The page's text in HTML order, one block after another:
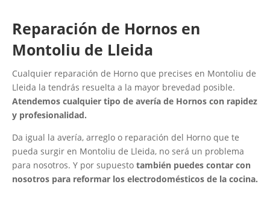
Reparación de Hornos en
Montoliu de Lleida
Cualquier reparación de Horno que precises en Montoliu de
Lleida la tendrás resuelta a la mayor brevedad posible.
Atendemos cualquier tipo de avería de Hornos con rapidez
y profesionalidad.
Da igual la avería, arreglo o reparación del Horno que te
pueda surgir en Montoliu de Lleida, no será un problema
para nosotros. Y por supuesto también puedes contar con
nosotros para reformar los electrodomésticos de la cocina.